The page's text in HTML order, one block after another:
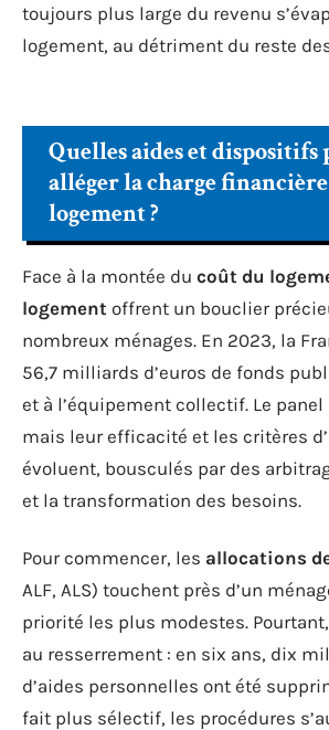
toujours plus large du revenu
logement, au détriment du reste
Quelles aides et dispositifs
alléger la charge
logement ?
Face à la montée du coût du
logement offrent un bouclier
nombreux ménages. En 2023, la
56,7 milliards d’euros de fonds
et à l’équipement collectif. Le panel
mais leur efficacité et les critères
évoluent, bousculés par des
et la transformation des besoins.
Pour commencer, les allocations
ALF, ALS) touchent près d’un
priorité les plus modestes.
au resserrement : en six ans, dix
d’aides personnelles ont été
fait plus sélectif, les procédures